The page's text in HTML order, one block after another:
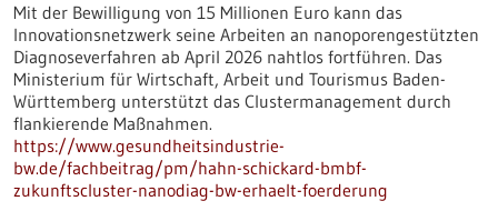
Mit der Bewilligung von 15 Millionen Euro kann das
Innovationsnetzwerk seine Arbeiten an nanoporengestützten
Diagnoseverfahren ab April 2026 nahtlos fortführen. Das
Ministerium für Wirtschaft, Arbeit und Tourismus Baden-
Württemberg unterstützt das Clustermanagement durch
flankierende Maßnahmen.
https://www.gesundheitsindustrie-
bw.de/fachbeitrag/pm/hahn-schickard-bmbf-
zukunftscluster-nanodiag-bw-erhaelt-foerderung